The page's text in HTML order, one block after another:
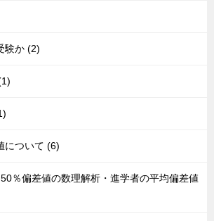
験か (2)
について (6)
％偏差値の数理解析・進学者の平均偏差値